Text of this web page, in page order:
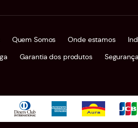
Quem Somos Onde estamos
Garantia dos produtos Segurança